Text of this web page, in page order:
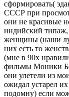
сформировать(
СССР при
они не красивые
индийский
женщины (наши
них есть то
(мне в 90х
фильмы Моники
они улетели из
ожидал устарел
подомну) если